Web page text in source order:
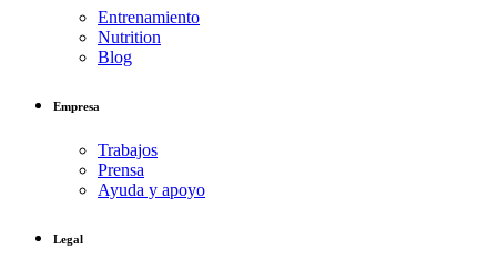
Entrenamiento
Nutrition
Blog
Empresa
Trabajos
Prensa
Ayuda y apoyo
Legal